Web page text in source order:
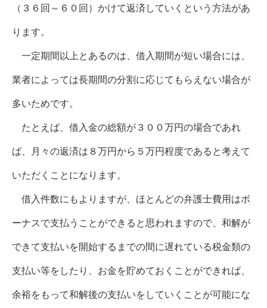
（３６回～６０回）かけて返済していくという方法があ
ります。
一定期間以上とあるのは、借入期間が短い場合には、
業者によっては長期間の分割に応じてもらえない場合が
多いためです。
たとえば、借入金の総額が３００万円の場合であれ
ば、月々の返済は８万円から５万円程度であると考えて
いただくことになります。
借入件数にもよりますが、ほとんどの弁護士費用はボ
ーナスで支払うことができると思われますので、和解が
できて支払いを開始するまでの間に遅れている税金類の
支払い等をしたり、お金を貯めておくことができれば、
余裕をもって和解後の支払いをしていくことが可能にな